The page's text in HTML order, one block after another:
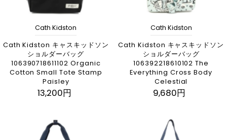
Cath Kidston
Cath Kidston キャスキッドソン
ショルダーバッグ
106390718611102 Organic
Cotton Small Tote Stamp
Paisley
13,200円
Cath Kidston
Cath Kidston キャスキッドソン
ショルダーバッグ
106392218610102 The
Everything Cross Body
Celestial
9,680円